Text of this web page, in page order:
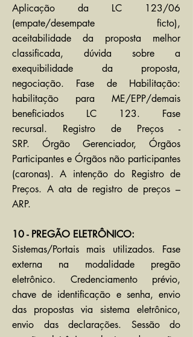
Aplicação da LC 123/06
(empate/desempate ficto),
aceitabilidade da proposta melhor
classificada, dúvida sobre a
exequibilidade da proposta,
negociação. Fase de Habilitação:
habilitação para ME/EPP/demais
beneficiados LC 123. Fase
recursal. Registro de Preços -
SRP. Órgão Gerenciador, Órgãos
Participantes e Órgãos não participantes
(caronas). A intenção do Registro de
Preços. A ata de registro de preços –
ARP.
10 - PREGÃO ELETRÔNICO:
Sistemas/Portais mais utilizados. Fase
externa na modalidade pregão
eletrônico. Credenciamento prévio,
chave de identificação e senha, envio
das propostas via sistema eletrônico,
envio das declarações. Sessão do